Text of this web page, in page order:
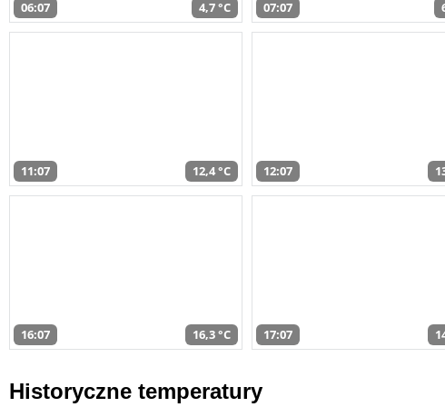
06:07 4,7 °C 07:07
11:07 12,4 °C 12:07
16:07 16,3 °C 17:07
Historyczne temperatury